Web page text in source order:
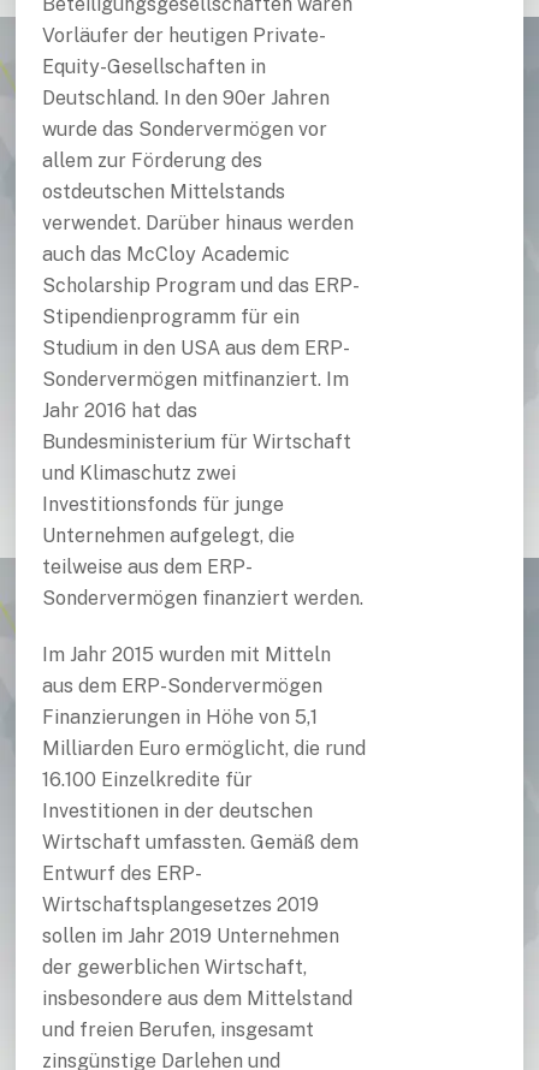
Vorläufer der heutigen Private-
Equity-Gesellschaften in
Deutschland. In den 90er Jahren
wurde das Sondervermögen vor
allem zur Förderung des
ostdeutschen Mittelstands
verwendet. Darüber hinaus werden
auch das McCloy Academic
Scholarship Program und das ERP-
Stipendienprogramm für ein
Studium in den USA aus dem ERP-
Sondervermögen mitfinanziert. Im
Jahr 2016 hat das
Bundesministerium für Wirtschaft
und Klimaschutz zwei
Investitionsfonds für junge
Unternehmen aufgelegt, die
teilweise aus dem ERP-
Sondervermögen finanziert werden.
Im Jahr 2015 wurden mit Mitteln
aus dem ERP-Sondervermögen
Finanzierungen in Höhe von 5,1
Milliarden Euro ermöglicht, die rund
16.100 Einzelkredite für
Investitionen in der deutschen
Wirtschaft umfassten. Gemäß dem
Entwurf des ERP-
Wirtschaftsplangesetzes 2019
sollen im Jahr 2019 Unternehmen
der gewerblichen Wirtschaft,
insbesondere aus dem Mittelstand
und freien Berufen, insgesamt
zinsgünstige Darlehen und